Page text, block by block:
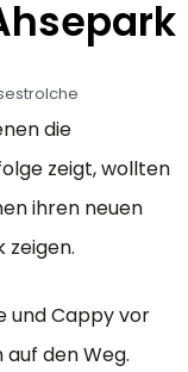
die
zeigt, wollten
ihren neuen
zeigen.
und Cappy vor
den Weg.